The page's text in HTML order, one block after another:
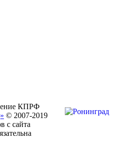
КПРФ
© 2007-2019
с сайта